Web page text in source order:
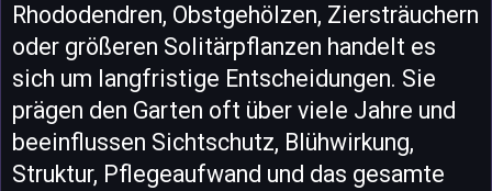
Rhododendren, Obstgehölzen, Ziersträuchern
oder größeren Solitärpflanzen handelt es
sich um langfristige Entscheidungen. Sie
prägen den Garten oft über viele Jahre und
beeinflussen Sichtschutz, Blühwirkung,
Struktur, Pflegeaufwand und das gesamte